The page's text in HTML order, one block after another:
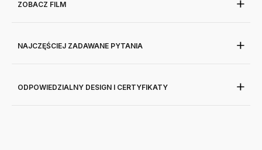
ZOBACZ FILM
NAJCZĘŚCIEJ ZADAWANE PYTANIA
ODPOWIEDZIALNY DESIGN I CERTYFIKATY